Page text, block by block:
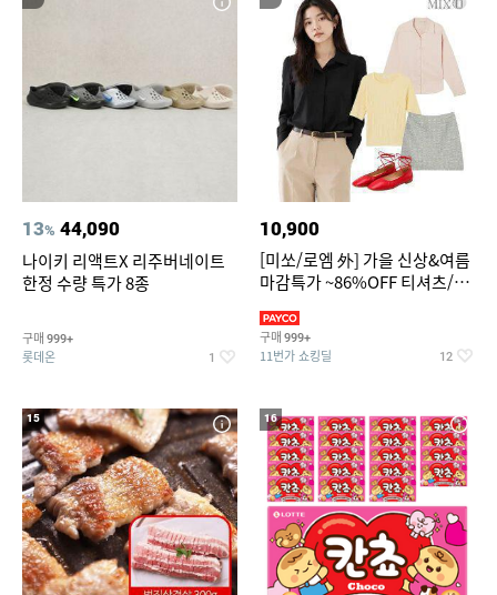
13% 44,090
나이키 리액트X 리주버네이트
한정 수량 특가 8종
구매 999+
롯데온 1
10,900
[미쏘/로엠 外] 가을 신상&여름
마감특가 ~86%OFF 티셔츠/슬
구매 999+
11번가 쇼킹딜 12
15 16